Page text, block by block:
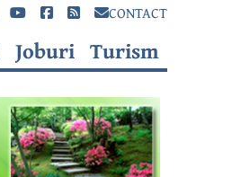
CONTACT
Joburi Turism